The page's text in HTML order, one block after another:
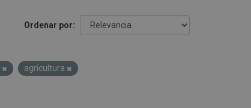
Ordenar por
agricultura